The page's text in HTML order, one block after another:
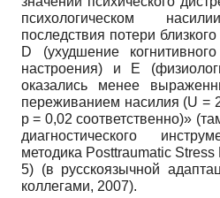
психологическом
последствия потери
D (ухудшение
настроения) и E
оказались менее
переживанием насилия (U =
p = 0,02 соответственно)»
диагностического
методика Posttraumatic
5) (в русскоязычной
коллегами, 2007).